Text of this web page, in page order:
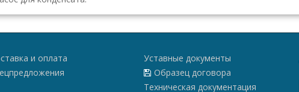
и оплата
Уставные документы
Образец договора
Техническая документация